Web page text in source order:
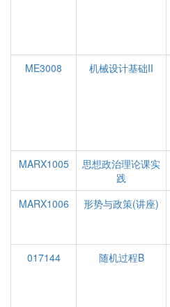
ME3008
机械设计基础II
MARX1005
思想政治理论课实
践
MARX1006
形势与政策(讲座)
017144 随机过程B